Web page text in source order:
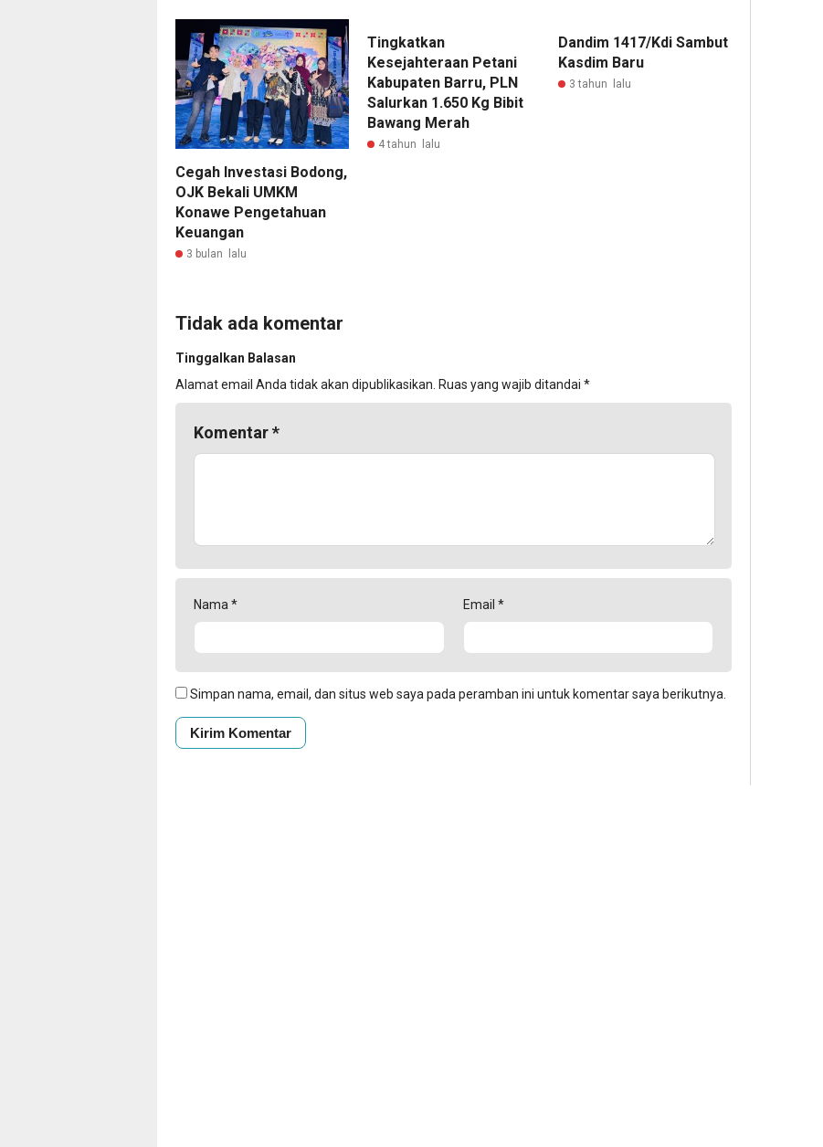
Cegah Investasi Bodong,
OJK Bekali UMKM
Konawe Pengetahuan
Keuangan
3 bulan lalu
Tingkatkan
Kesejahteraan Petani
Kabupaten Barru, PLN
Salurkan 1.650 Kg Bibit
Bawang Merah
4 tahun lalu
Dandim 1417/Kdi Sambut
Kasdim Baru
3 tahun lalu
Tidak ada komentar
Tinggalkan Balasan
Alamat email Anda tidak akan dipublikasikan. Ruas yang wajib ditandai *
Komentar*
Nama * Email *
Simpan nama, email, dan situs web saya pada peramban ini untuk komentar saya berikutnya.